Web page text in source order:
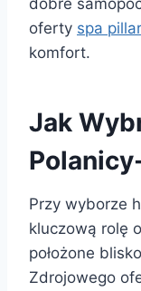
oferty spa pillar
komfort.
Jak
Przy wyborze
kluczową rolę
położone
Zdrojowego